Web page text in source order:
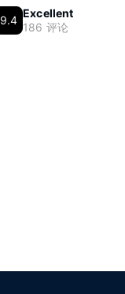
9.4
Excellent
186 评论